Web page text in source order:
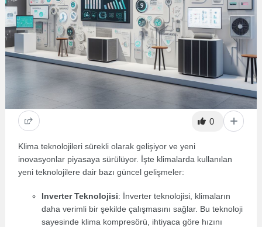
0
Klima teknolojileri sürekli olarak gelişiyor ve yeni
inovasyonlar piyasaya sürülüyor. İşte klimalarda kullanılan
yeni teknolojilere dair bazı güncel gelişmeler:
Inverter Teknolojisi: İnverter teknolojisi, klimaların
daha verimli bir şekilde çalışmasını sağlar. Bu teknoloji
sayesinde klima kompresörü, ihtiyaca göre hızını